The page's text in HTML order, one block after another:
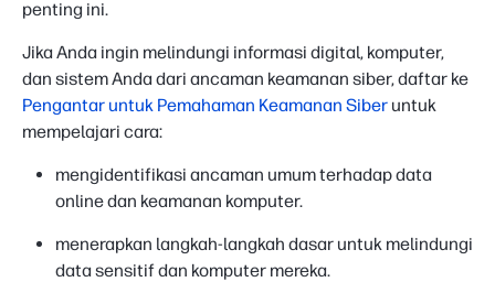
penting ini.
Jika Anda ingin melindungi informasi digital, komputer,
dan sistem Anda dari ancaman keamanan siber, daftar ke
Pengantar untuk Pemahaman Keamanan Siber untuk
mempelajari cara:
mengidentifikasi ancaman umum terhadap data
online dan keamanan komputer.
menerapkan langkah-langkah dasar untuk melindungi
data sensitif dan komputer mereka.